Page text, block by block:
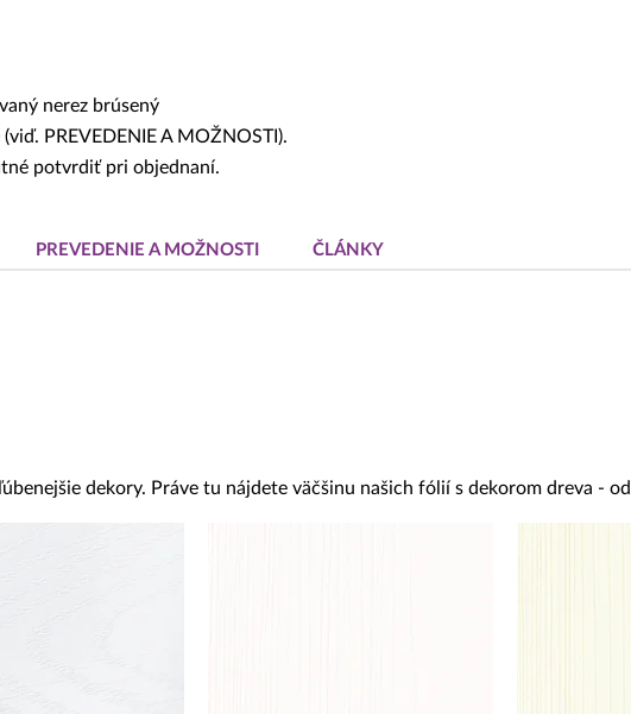
nerez brúsený
PREVEDENIE A MOŽNOSTI).
potvrdiť pri objednaní.
PREVEDENIE A MOŽNOSTI ČLÁNKY
dekory. Práve tu nájdete väčšinu našich fólií s dekorom dreva -